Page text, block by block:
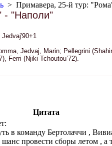
> Примавера, 25-й тур:
- "Наполи"
Jedvaj'90+1
Jedvaj, Marin; Pellegrini
Ferri (Njiki Tchoutou’72).
Цитата
в команду Бертолаччи ,
провести сборы летом , а